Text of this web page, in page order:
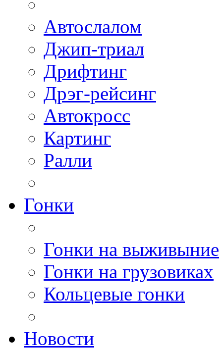
Автослалом
Джип-триал
Дрифтинг
Дрэг-рейсинг
Автокросс
Картинг
Ралли
Гонки
Гонки на выживыние
Гонки на грузовиках
Кольцевые гонки
Новости